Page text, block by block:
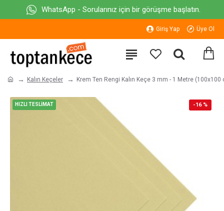
WhatsApp - Sorularınız için bir görüşme başlatın.
Giriş Yap Üye Ol
Kalın Keçeler Krem Ten Rengi Kalın Keçe 3 mm - 1 Metre (100x100
HIZLI TESLİMAT -16 %